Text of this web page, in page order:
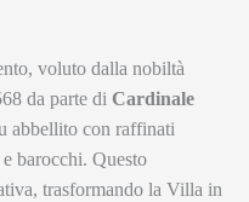
voluto dalla nobiltà
da parte di Cardinale
abbellito con raffinati
barocchi. Questo
trasformando la Villa in